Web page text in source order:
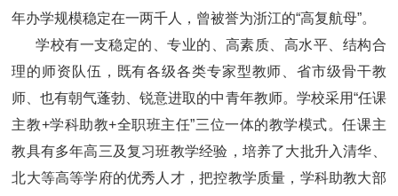
年办学规模稳定在一两千人，曾被誉为浙江的“高复航母”。
学校有一支稳定的、专业的、高素质、高水平、结构合
理的师资队伍，既有各级各类专家型教师、省市级骨干教
师、也有朝气蓬勃、锐意进取的中青年教师。学校采用“任课
主教+学科助教+全职班主任”三位一体的教学模式。任课主
教具有多年高三及复习班教学经验，培养了大批升入清华、
北大等高等学府的优秀人才，把控教学质量，学科助教大部